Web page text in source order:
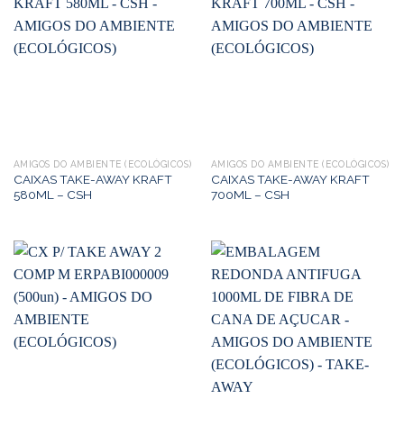
AMIGOS DO AMBIENTE (ECOLÓGICOS)
CAIXAS TAKE-AWAY KRAFT
580ML – CSH
AMIGOS DO AMBIENTE (ECOLÓGICOS)
CAIXAS TAKE-AWAY KRAFT
700ML – CSH